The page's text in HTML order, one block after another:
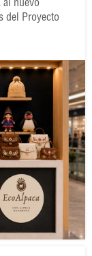
del Proyecto